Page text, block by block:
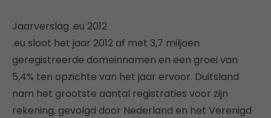
Jaarverslag .eu 2012
.eu sloot het jaar 2012 af met 3,7 miljoen
geregistreerde domeinnamen en een groei van
5,4% ten opzichte van het jaar ervoor. Duitsland
nam het grootste aantal registraties voor zijn
rekening, gevolgd door Nederland en het Verenigd